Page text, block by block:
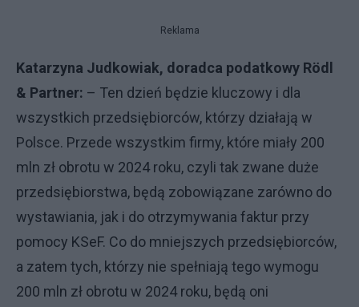
Reklama
Katarzyna Judkowiak, doradca podatkowy Rödl
& Partner: – Ten dzień będzie kluczowy i dla
wszystkich przedsiębiorców, którzy działają w
Polsce. Przede wszystkim firmy, które miały 200
mln zł obrotu w 2024 roku, czyli tak zwane duże
przedsiębiorstwa, będą zobowiązane zarówno do
wystawiania, jak i do otrzymywania faktur przy
pomocy KSeF. Co do mniejszych przedsiębiorców,
a zatem tych, którzy nie spełniają tego wymogu
200 mln zł obrotu w 2024 roku, będą oni